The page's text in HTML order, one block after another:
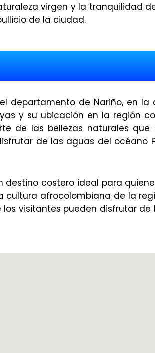
virgen y la tranquilidad
de la ciudad.
departamento de Nariño, en la
y su ubicación en la región
de las bellezas naturales que
de las aguas del océano
costero ideal para
afrocolombiana de la
visitantes pueden disfrutar de